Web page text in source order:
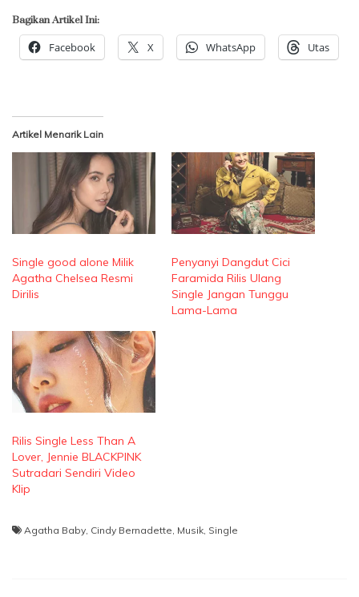
Bagikan Artikel Ini:
Facebook X WhatsApp Utas
Artikel Menarik Lain
Single good alone Milik
Agatha Chelsea Resmi
Dirilis
Penyanyi Dangdut Cici
Faramida Rilis Ulang
Single Jangan Tunggu
Lama-Lama
Rilis Single Less Than A
Lover, Jennie BLACKPINK
Sutradari Sendiri Video
Klip
Agatha Baby, Cindy Bernadette, Musik, Single